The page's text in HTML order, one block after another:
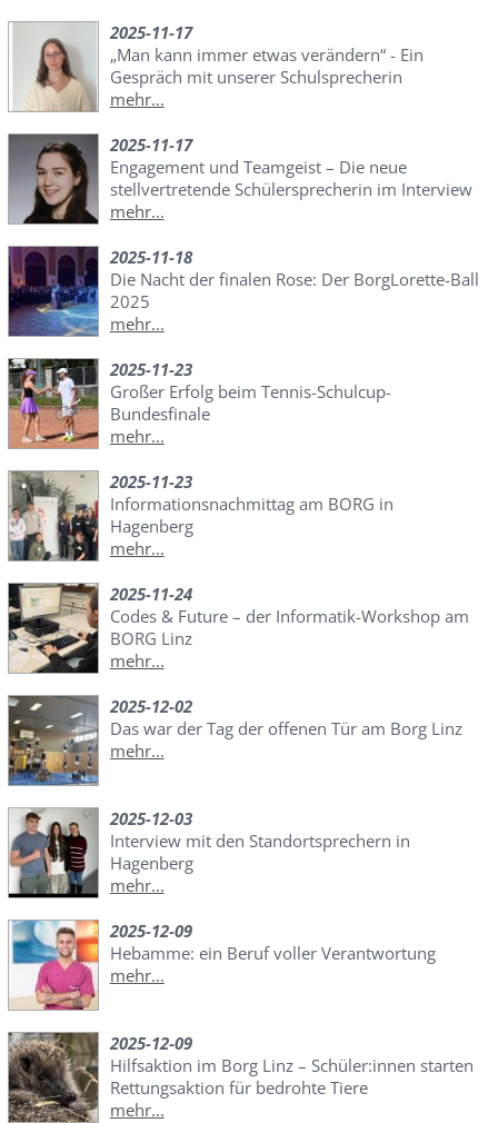
2025-11-17
„Man kann immer etwas verändern“ - Ein
Gespräch mit unserer Schulsprecherin
mehr...
2025-11-17
Engagement und Teamgeist – Die neue
stellvertretende Schülersprecherin im Interview
mehr...
2025-11-18
Die Nacht der finalen Rose: Der BorgLorette-Ball
2025
mehr...
2025-11-23
Großer Erfolg beim Tennis-Schulcup-
Bundesfinale
mehr...
2025-11-23
Informationsnachmittag am BORG in
Hagenberg
mehr...
2025-11-24
Codes & Future – der Informatik-Workshop am
BORG Linz
mehr...
2025-12-02
Das war der Tag der offenen Tür am Borg Linz
mehr...
2025-12-03
Interview mit den Standortsprechern in
Hagenberg
mehr...
2025-12-09
Hebamme: ein Beruf voller Verantwortung
mehr...
2025-12-09
Hilfsaktion im Borg Linz – Schüler:innen starten
Rettungsaktion für bedrohte Tiere
mehr...